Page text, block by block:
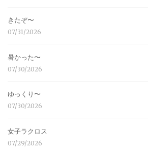
きたぞ〜
07/31/2026
暑かった〜
07/30/2026
ゆっくり〜
07/30/2026
女子ラクロス
07/29/2026